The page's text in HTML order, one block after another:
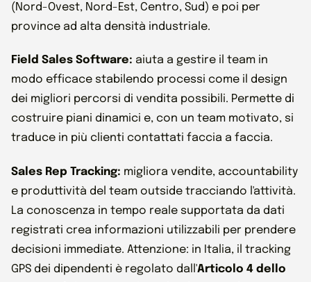
(Nord-Ovest, Nord-Est, Centro, Sud) e poi per
province ad alta densità industriale.
Field Sales Software: aiuta a gestire il team in
modo efficace stabilendo processi come il design
dei migliori percorsi di vendita possibili. Permette di
costruire piani dinamici e, con un team motivato, si
traduce in più clienti contattati faccia a faccia.
Sales Rep Tracking: migliora vendite, accountability
e produttività del team outside tracciando l'attività.
La conoscenza in tempo reale supportata da dati
registrati crea informazioni utilizzabili per prendere
decisioni immediate. Attenzione: in Italia, il tracking
GPS dei dipendenti è regolato dall'Articolo 4 dello